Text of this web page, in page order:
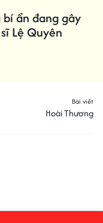
ẩn đang gây
Lệ Quyên
Bài viết
Hoài Thương